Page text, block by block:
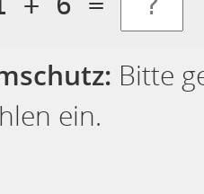
Bitte
ein.